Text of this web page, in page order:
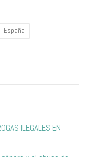
España
ILEGALES EN